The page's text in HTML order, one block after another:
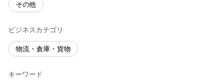
その他
ビジネスカテゴリ
物流・倉庫・貨物
キーワード